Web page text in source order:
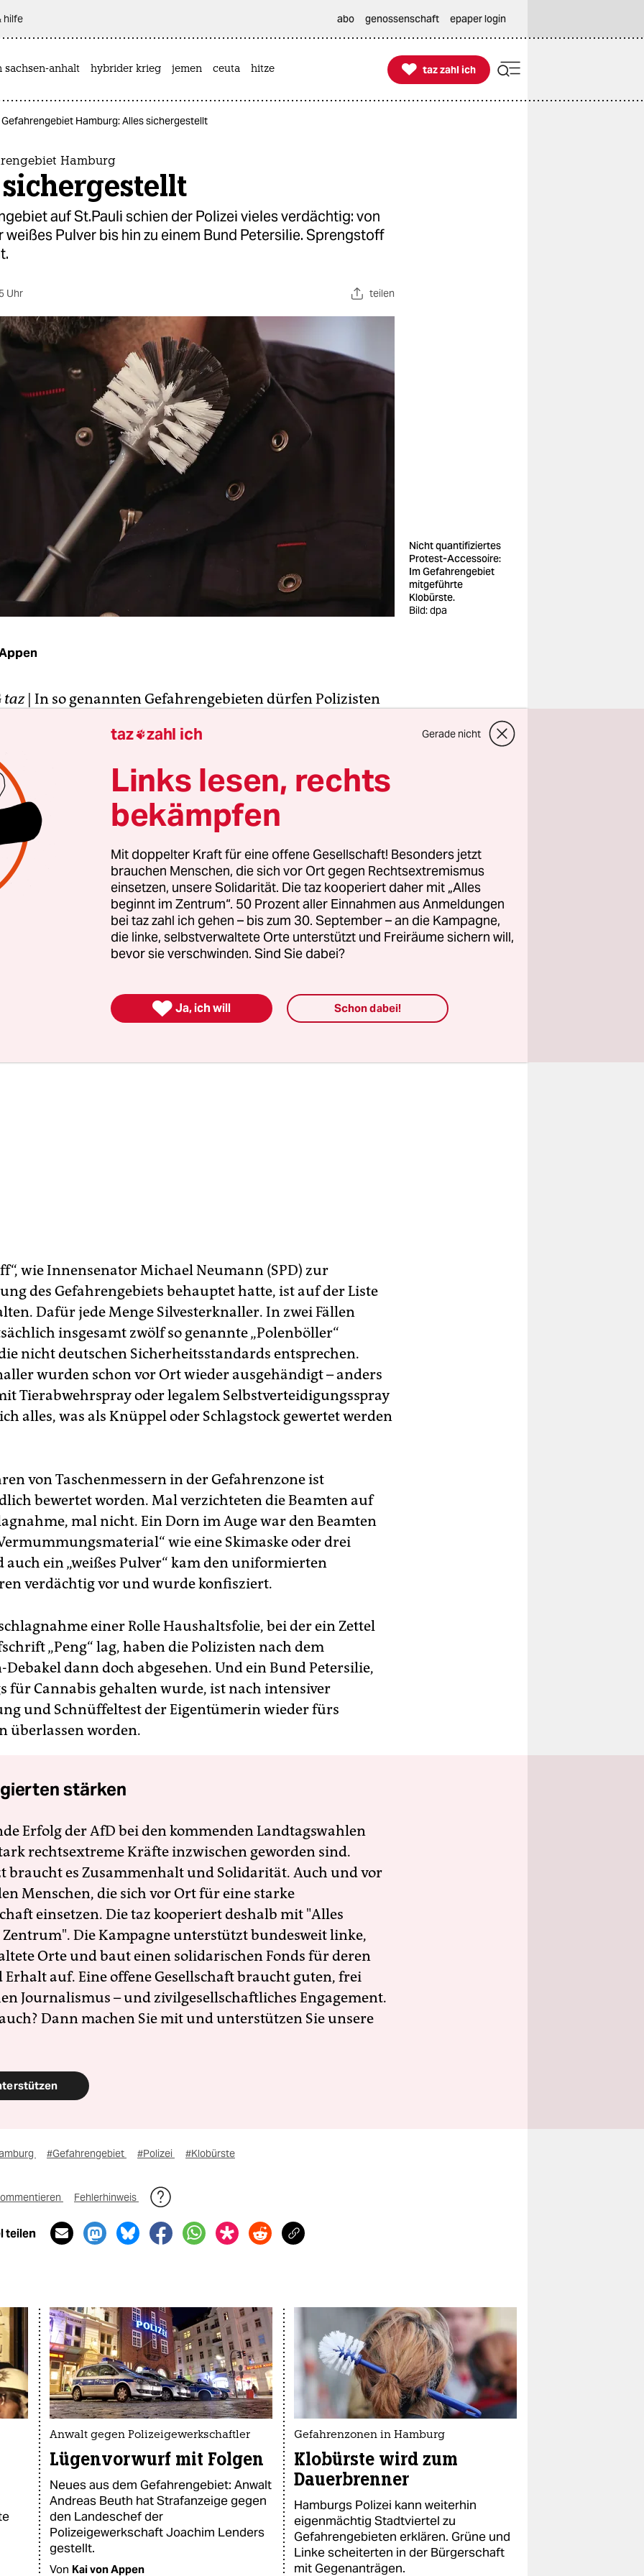
hilfe abo genossenschaft epaper login
sachsen-anhalt hybrider krieg jemen ceuta hitze 
taz zahl ich
taz zahl ich
Gefahrengebiet Hamburg: Alles sichergestellt
Hamburg
auf St.Pauli schien der Polizei vieles verdächtig: von
weißes Pulver bis hin zu einem Bund Petersilie. Sprengstoff
Uhr teilen
Nicht quantifiziertes
Protest-Accessoire:
Im Gefahrengebiet
mitgeführte
Klobürste.
Bild: dpa
taz | In so genannten Gefahrengebieten dürfen Polizisten
Augenschein nehmen“. In St. Pauli und den umliegenden
muss es sich Anfang Januar jedoch oft um regelrechtes
gehandelt haben. Das belegt jetzt eineListe
und zum Teil sogar „sichergestellter“ Gegenstände der
dem Wortprotokoll der Innenausschuss-Sondersitzung
wurde.
die durch eine Personenkontrolle bundesweit als
Waffe“ Berühmtheit erlangte und die Polizei zum Gespött
in der Statistik gar nicht mehr gezählt und als
Anzahl“ aufgeführt, ebenso wie die gefundenen
wie Innensenator Michael Neumann (SPD) zur
des Gefahrengebiets behauptet hatte, ist auf der Liste
Dafür jede Menge Silvesterknaller. In zwei Fällen
insgesamt zwölf so genannte „Polenböller“
nicht deutschen Sicherheitsstandards entsprechen.
wurden schon vor Ort wieder ausgehändigt – anders
Tierabwehrspray oder legalem Selbstverteidigungsspray
alles, was als Knüppel oder Schlagstock gewertet werden
von Taschenmessern in der Gefahrenzone ist
bewertet worden. Mal verzichteten die Beamten auf
mal nicht. Ein Dorn im Auge war den Beamten
wie eine Skimaske oder drei
auch ein „weißes Pulver“ kam den uniformierten
verdächtig vor und wurde konfisziert.
einer Rolle Haushaltsfolie, bei der ein Zettel
„Peng“ lag, haben die Polizisten nach dem
dann doch abgesehen. Und ein Bund Petersilie,
für Cannabis gehalten wurde, ist nach intensiver
und Schnüffeltest der Eigentümerin wieder fürs
überlassen worden.
stärken
Erfolg der AfD bei den kommenden Landtagswahlen
rechtsextreme Kräfte inzwischen geworden sind.
braucht es Zusammenhalt und Solidarität. Auch und vor
Menschen, die sich vor Ort für eine starke
einsetzen. Die taz kooperiert deshalb mit "Alles
Die Kampagne unterstützt bundesweit linke,
Orte und baut einen solidarischen Fonds für deren
Erhalt auf. Eine offene Gesellschaft braucht guten, frei
Journalismus – und zivilgesellschaftliches Engagement.
Dann machen Sie mit und unterstützen Sie unsere
#Gefahrengebiet #Polizei #Klobürste
Fehlerhinweis
teilen
Anwalt gegen Polizeigewerkschaftler
Lügenvorwurf mit Folgen
Neues aus dem Gefahrengebiet: Anwalt
Andreas Beuth hat Strafanzeige gegen
den Landeschef der
Polizeigewerkschaft Joachim Lenders
gestellt.
Von Kai von Appen
Gefahrenzonen in Hamburg
Klobürste wird zum
Dauerbrenner
Hamburgs Polizei kann weiterhin
eigenmächtig Stadtviertel zu
Gefahrengebieten erklären. Grüne und
Linke scheiterten in der Bürgerschaft
mit Gegenanträgen.
taz zahl ich Gerade nicht
Links lesen, rechts
bekämpfen
Mit doppelter Kraft für eine offene Gesellschaft! Besonders jetzt
brauchen Menschen, die sich vor Ort gegen Rechtsextremismus
einsetzen, unsere Solidarität. Die taz kooperiert daher mit „Alles
beginnt im Zentrum“. 50 Prozent aller Einnahmen aus Anmeldungen
bei taz zahl ich gehen – bis zum 30. September – an die Kampagne,
die linke, selbstverwaltete Orte unterstützt und Freiräume sichern will,
bevor sie verschwinden. Sind Sie dabei?
 Ja, ich will Schon dabei!